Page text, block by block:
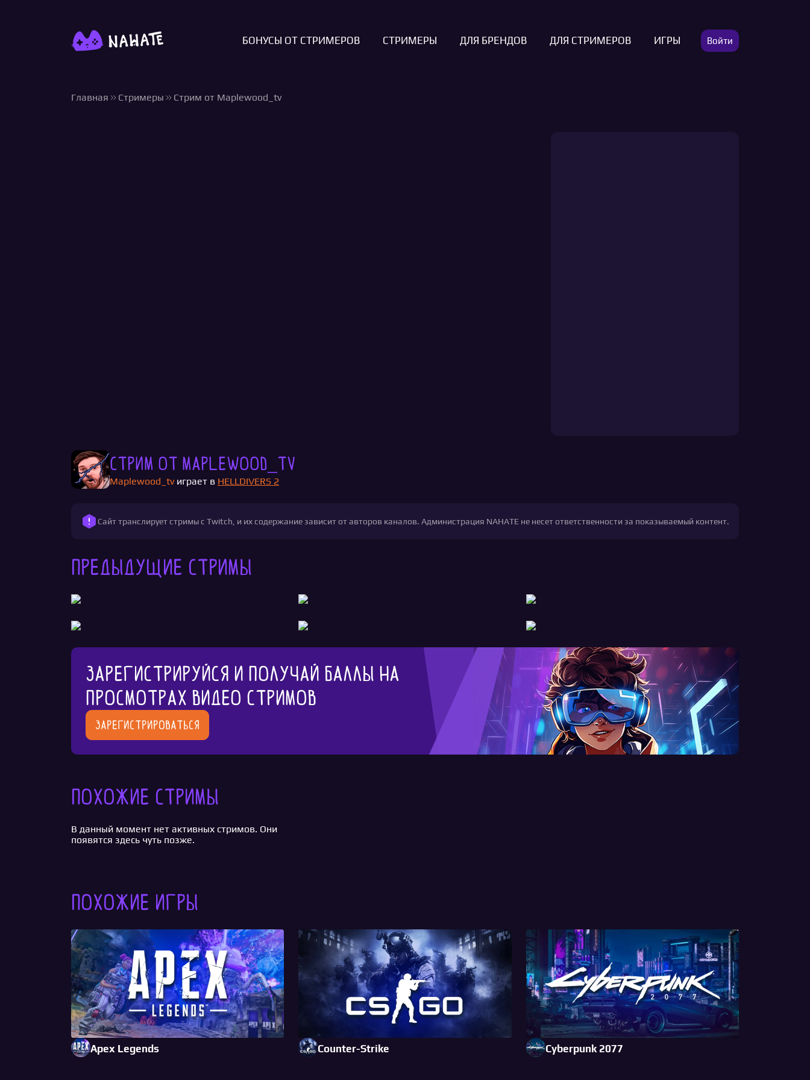
Войти
БОНУСЫ ОТ СТРИМЕРОВ СТРИМЕРЫ ДЛЯ БРЕНДОВ ДЛЯ СТРИМЕРОВ ИГРЫ
Главная Стримеры Стрим от Maplewood_tv
Стрим от Maplewood_tv
Maplewood_tvиграет в HELLDIVERS 2
Сайт транслирует стримы с Twitch, и их содержание зависит от авторов каналов. Администрация NAHATE не несет ответственности за показываемый контент.
Предыдущие стримы
Зарегистрируйся и получай баллы на
просмотрах видео стримов
Зарегистрироваться
Похожие стримы
В данный момент нет активных стримов. Они
появятся здесь чуть позже.
Похожие игры
Apex Legends Counter-Strike Cyberpunk 2077